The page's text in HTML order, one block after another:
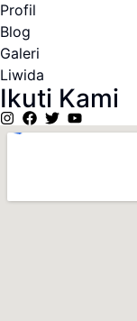
Profil
Blog
Galeri
Liwida
Ikuti Kami